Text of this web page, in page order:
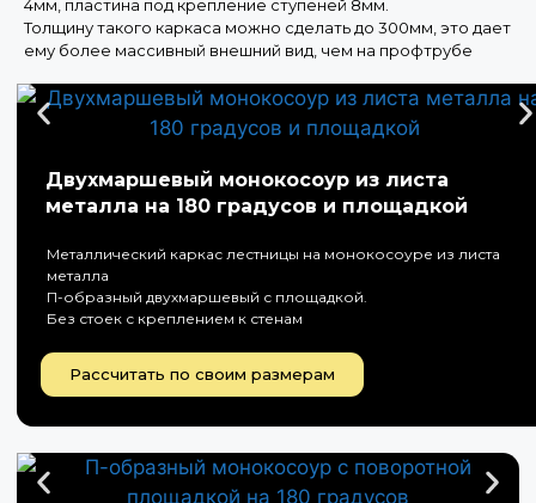
4мм, пластина под крепление ступеней 8мм.
Толщину такого каркаса можно сделать до 300мм, это дает
ему более массивный внешний вид, чем на профтрубе
Двухмаршевый монокосоур из листа
металла на 180 градусов и площадкой
Металлический каркас лестницы на монокосоуре из листа
металла
П-образный двухмаршевый с площадкой.
Без стоек с креплением к стенам
Рассчитать по своим размерам